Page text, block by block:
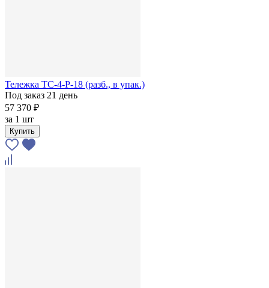
Тележка ТС-4-Р-18 (разб., в упак.)
Под заказ 21 день
57 370 ₽
за 1 шт
Купить